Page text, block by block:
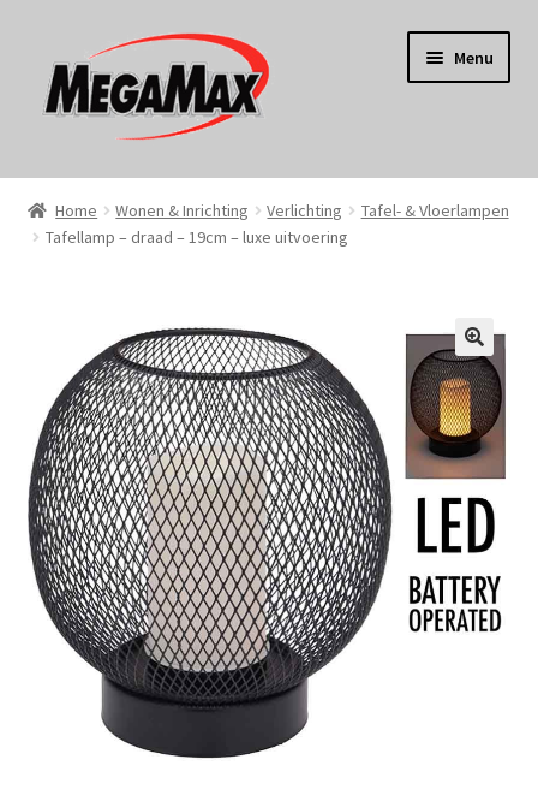
door
naar
naar
de
Menu
Home
KERST
Gereedschap
Wonen
Huishouden
Persoonlijke Verzorging
Elektronica
Home Wonen & Inrichting Verlichting
Tafel- & Vloerlampen
Tafellamp – draad – 19cm – luxe uitvoering